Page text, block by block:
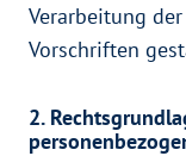
Verarbeitung
Vorschriften
2.